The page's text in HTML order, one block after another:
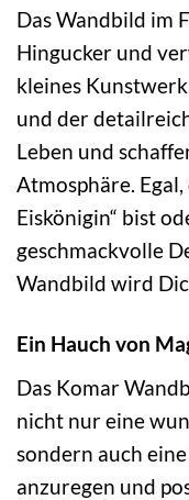
Das Wandbild im
Hingucker und
kleines
und der
Leben und
Atmosphäre.
Eiskönigin“ bist
geschmackvolle
Wandbild wird
Ein Hauch von
Das Komar
nicht nur eine
sondern auch
anzuregen und